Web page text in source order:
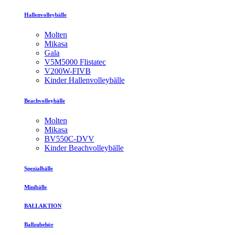
Hallenvolleybälle
Molten
Mikasa
Gala
V5M5000 Flistatec
V200W-FIVB
Kinder Hallenvolleybälle
Beachvolleybälle
Molten
Mikasa
BV550C-DVV
Kinder Beachvolleybälle
Spezialbälle
Minibälle
BALLAKTION
Ballzubehör